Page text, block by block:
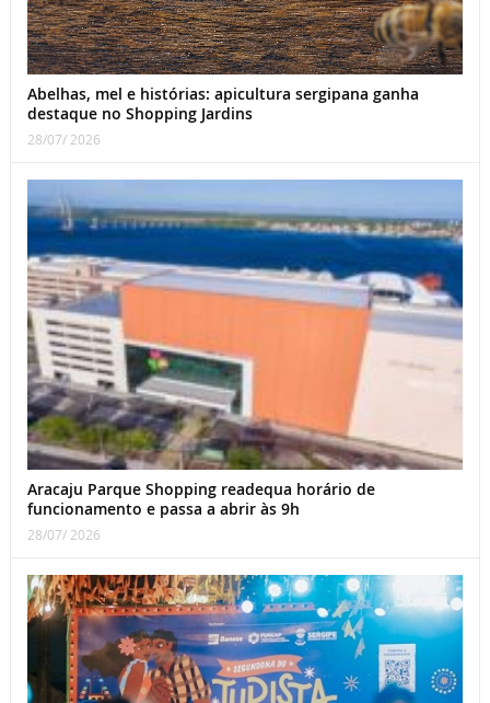
Abelhas, mel e histórias: apicultura sergipana ganha
destaque no Shopping Jardins
28/07/ 2026
Aracaju Parque Shopping readequa horário de
funcionamento e passa a abrir às 9h
28/07/ 2026